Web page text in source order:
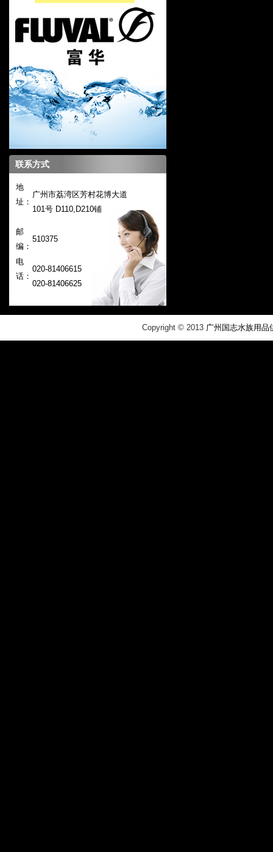
联系方式
地
址：
广州市荔湾区芳村花博大道
101号 D110,D210铺
邮
编：
510375
电
话：
020-81406615
020-81406625
​Copyright © 2013 广州国志水族用品